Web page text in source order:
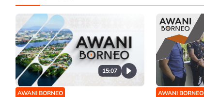
15:07
AWANI BORNEO AWANI BORNEO